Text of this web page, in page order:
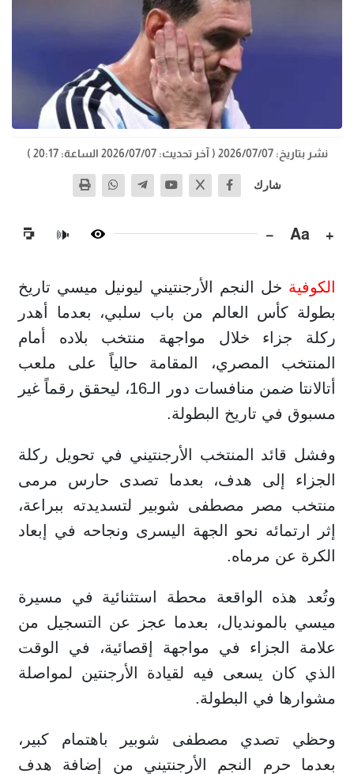
نشر بتاريخ: 2026/07/07 ( آخر تحديث: 2026/07/07 الساعة: 20:17 )
شارك
+
Aa
−
🔊
الكوفية خل النجم الأرجنتيني ليونيل ميسي تاريخ
بطولة كأس العالم من باب سلبي، بعدما أهدر
ركلة جزاء خلال مواجهة منتخب بلاده أمام
المنتخب المصري، المقامة حالياً على ملعب
أتالانتا ضمن منافسات دور الـ16، ليحقق رقماً غير
مسبوق في تاريخ البطولة.
وفشل قائد المنتخب الأرجنتيني في تحويل ركلة
الجزاء إلى هدف، بعدما تصدى حارس مرمى
منتخب مصر مصطفى شوبير لتسديدته ببراعة،
إثر ارتمائه نحو الجهة اليسرى ونجاحه في إبعاد
الكرة عن مرماه.
وتُعد هذه الواقعة محطة استثنائية في مسيرة
ميسي بالمونديال، بعدما عجز عن التسجيل من
علامة الجزاء في مواجهة إقصائية، في الوقت
الذي كان يسعى فيه لقيادة الأرجنتين لمواصلة
مشوارها في البطولة.
وحظي تصدي مصطفى شوبير باهتمام كبير،
بعدما حرم النجم الأرجنتيني من إضافة هدف